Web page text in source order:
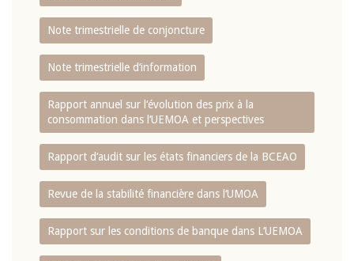
Note trimestrielle de conjoncture
Note trimestrielle d‘information
Rapport annuel sur l‘évolution des prix à la
consommation dans l‘UEMOA et perspectives
Rapport d‘audit sur les états financiers de la BCEAO
Revue de la stabilité financière dans l‘UMOA
Rapport sur les conditions de banque dans L‘UEMOA